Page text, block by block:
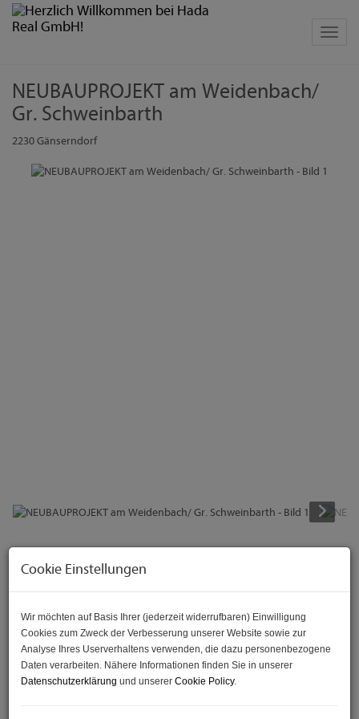
NEUBAUPROJEKT am Weidenbach/
Gr. Schweinbarth
2230 Gänserndorf
Lebensqualität im eigenen Einfamilienhaus - mit guter
Wer die Nähe zur Großstadt möchte, aber trotzdem
Ruhe und Abstand zum hektischen Alltag sucht, ist
hier genau richtig!
Cookie Einstellungen
Wir möchten auf Basis Ihrer (jederzeit widerrufbaren) Einwilligung
Cookies zum Zweck der Verbesserung unserer Website sowie zur
Analyse Ihres Userverhaltens verwenden, die dazu personenbezogene
Daten verarbeiten. Nähere Informationen finden Sie in unserer
Datenschutzerklärung und unserer Cookie Policy.